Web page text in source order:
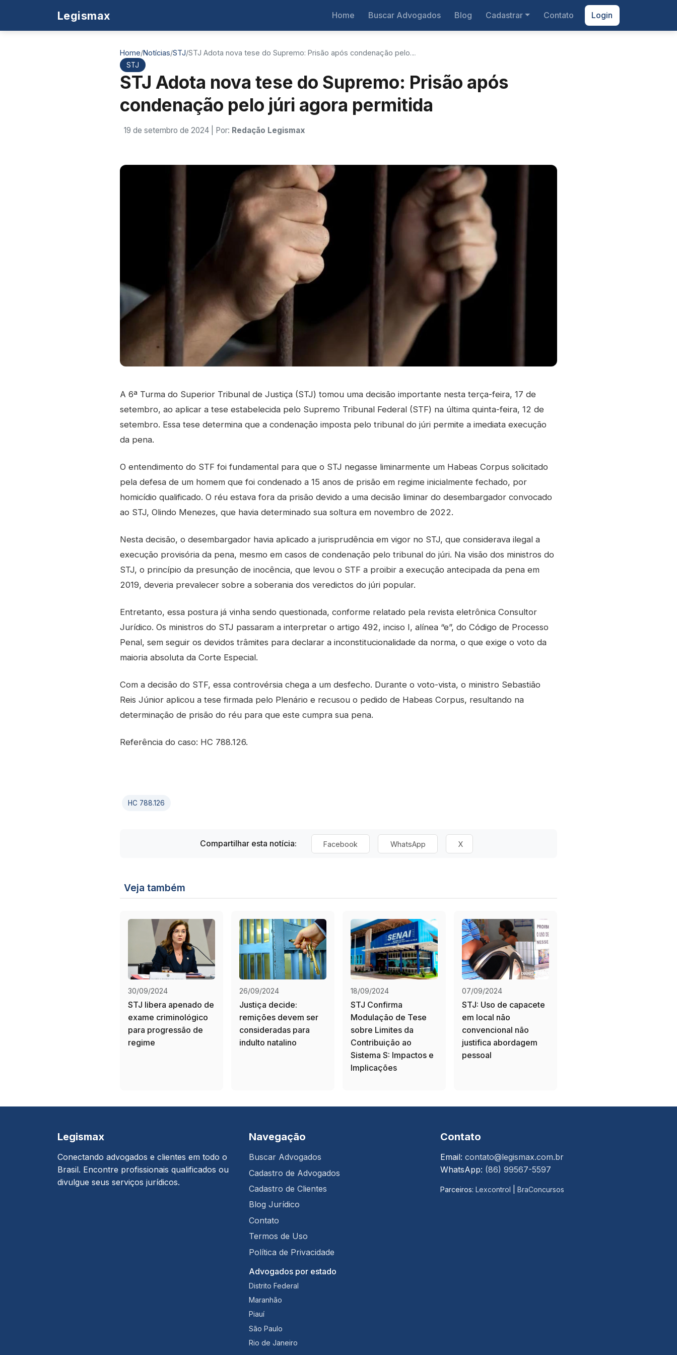
Legismax Home Buscar Advogados Blog Cadastrar Contato Login
Home/Notícias/STJ/STJ Adota nova tese do Supremo: Prisão após condenação pelo…
STJ
STJ Adota nova tese do Supremo: Prisão após
condenação pelo júri agora permitida
19 de setembro de 2024 | Por: Redação Legismax
A 6ª Turma do Superior Tribunal de Justiça (STJ) tomou uma decisão importante nesta terça-feira, 17 de
setembro, ao aplicar a tese estabelecida pelo Supremo Tribunal Federal (STF) na última quinta-feira, 12 de
setembro. Essa tese determina que a condenação imposta pelo tribunal do júri permite a imediata execução
da pena.
O entendimento do STF foi fundamental para que o STJ negasse liminarmente um Habeas Corpus solicitado
pela defesa de um homem que foi condenado a 15 anos de prisão em regime inicialmente fechado, por
homicídio qualificado. O réu estava fora da prisão devido a uma decisão liminar do desembargador convocado
ao STJ, Olindo Menezes, que havia determinado sua soltura em novembro de 2022.
Nesta decisão, o desembargador havia aplicado a jurisprudência em vigor no STJ, que considerava ilegal a
execução provisória da pena, mesmo em casos de condenação pelo tribunal do júri. Na visão dos ministros do
STJ, o princípio da presunção de inocência, que levou o STF a proibir a execução antecipada da pena em
2019, deveria prevalecer sobre a soberania dos veredictos do júri popular.
Entretanto, essa postura já vinha sendo questionada, conforme relatado pela revista eletrônica Consultor
Jurídico. Os ministros do STJ passaram a interpretar o artigo 492, inciso I, alínea “e”, do Código de Processo
Penal, sem seguir os devidos trâmites para declarar a inconstitucionalidade da norma, o que exige o voto da
maioria absoluta da Corte Especial.
Com a decisão do STF, essa controvérsia chega a um desfecho. Durante o voto-vista, o ministro Sebastião
Reis Júnior aplicou a tese firmada pelo Plenário e recusou o pedido de Habeas Corpus, resultando na
determinação de prisão do réu para que este cumpra sua pena.
Referência do caso: HC 788.126.
HC 788.126
Compartilhar esta notícia: Facebook WhatsApp X
Veja também
30/09/2024
STJ libera apenado de
exame criminológico
para progressão de
regime
26/09/2024
Justiça decide:
remições devem ser
consideradas para
indulto natalino
18/09/2024
STJ Confirma
Modulação de Tese
sobre Limites da
Contribuição ao
Sistema S: Impactos e
Implicações
07/09/2024
STJ: Uso de capacete
em local não
convencional não
justifica abordagem
pessoal
Legismax
Conectando advogados e clientes em todo o
Brasil. Encontre profissionais qualificados ou
divulgue seus serviços jurídicos.
Navegação
Buscar Advogados
Cadastro de Advogados
Cadastro de Clientes
Blog Jurídico
Contato
Termos de Uso
Política de Privacidade
Advogados por estado
Distrito Federal
Maranhão
Piauí
São Paulo
Rio de Janeiro
Contato
Email: contato@legismax.com.br
WhatsApp: (86) 99567-5597
Parceiros: Lexcontrol BraConcursos